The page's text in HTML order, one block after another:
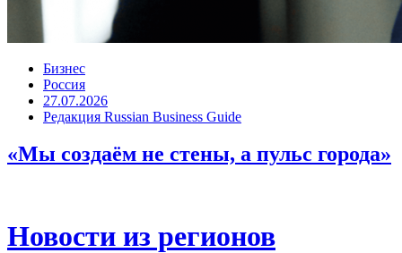
Бизнес
Россия
27.07.2026
Редакция Russian Business Guide
«Мы создаём не стены, а пульс города»
Новости из регионов